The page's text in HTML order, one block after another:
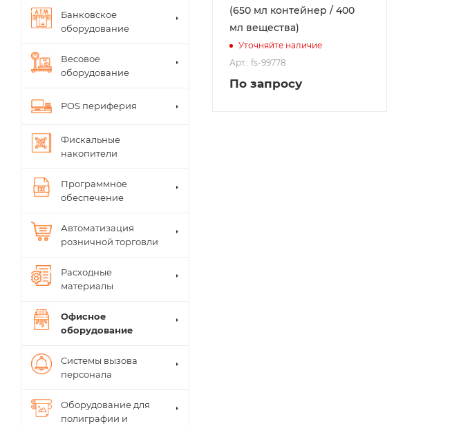
(650 мл контейнер / 400
мл вещества)
Уточняйте наличие
Арт.: fs-99778
По запросу
Банковское
оборудование
Весовое
оборудование
POS периферия
Фискальные
накопители
Программное
обеспечение
Автоматизация
розничной торговли
Расходные
материалы
Офисное
оборудование
Системы вызова
персонала
Оборудование для
полиграфии и